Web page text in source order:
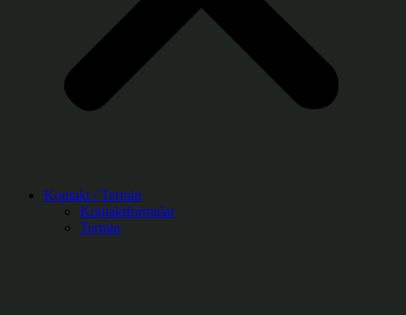
Kontakt / Termin
Kontaktformular
Termin